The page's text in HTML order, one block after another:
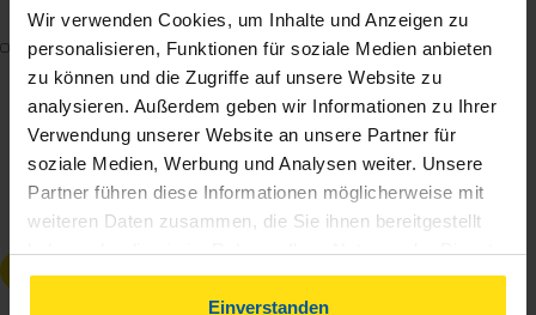
Wir verwenden Cookies, um Inhalte und Anzeigen zu
personalisieren, Funktionen für soziale Medien anbieten
zu können und die Zugriffe auf unsere Website zu
analysieren. Außerdem geben wir Informationen zu Ihrer
Verwendung unserer Website an unsere Partner für
soziale Medien, Werbung und Analysen weiter. Unsere
Partner führen diese Informationen möglicherweise mit
weiteren Daten zusammen, die Sie ihnen bereitgestellt
haben oder die sie im Rahmen Ihrer Nutzung der Dienste
gesammelt haben. Indem Sie auf Einverstanden klicken,
können Sie der Verwendung von Cookies, gemäß
Einverstanden
Mit dem Absenden des Kontaktformulars erkläre ich
mich damit einverstanden, dass meine Daten zur
Bearbeitung meines Anliegens sowie zur internen
Analyse der Zugriffsquelle verwendet werden.
Die
Datenschutzbestimmungen
habe ich zur
Kenntnis genommen.*
Anfrage absenden